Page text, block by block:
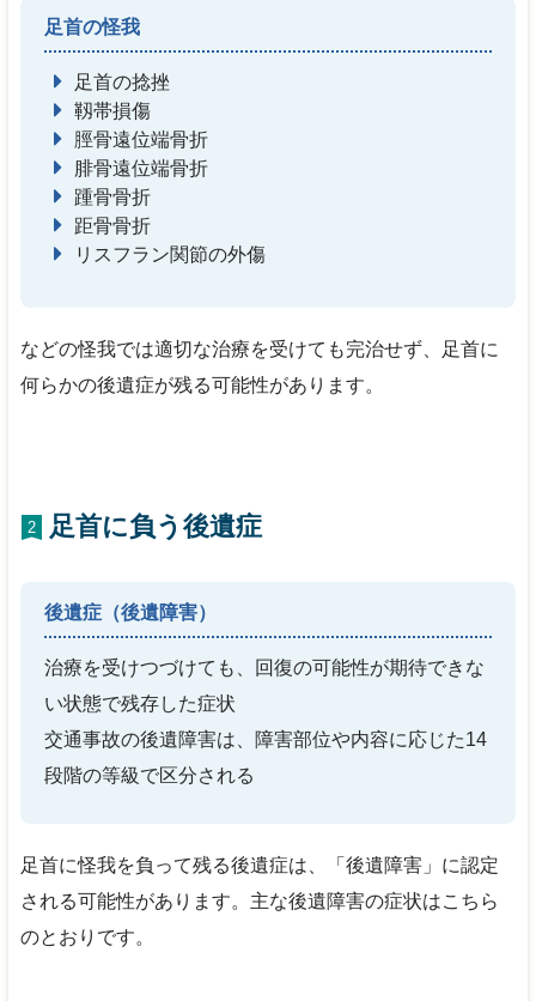
足首の怪我
足首の捻挫
靱帯損傷
脛骨遠位端骨折
腓骨遠位端骨折
踵骨骨折
距骨骨折
リスフラン関節の外傷
などの怪我では適切な治療を受けても完治せず、足首に
何らかの後遺症が残る可能性があります。
2 足首に負う後遺症
後遺症（後遺障害）
治療を受けつづけても、回復の可能性が期待できな
い状態で残存した症状
交通事故の後遺障害は、障害部位や内容に応じた14
段階の等級で区分される
足首に怪我を負って残る後遺症は、「後遺障害」に認定
される可能性があります。主な後遺障害の症状はこちら
のとおりです。